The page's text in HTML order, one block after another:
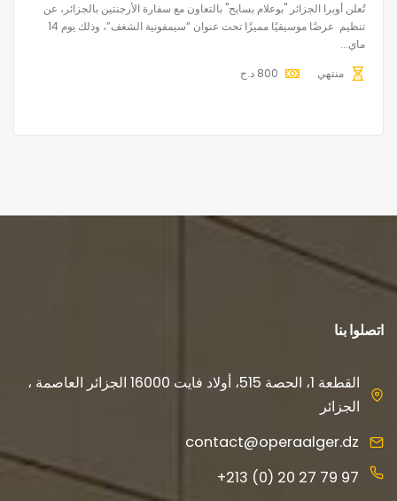
تُعلن أوبرا الجزائر "بوعلام بسايح" بالتعاون مع سفارة الأرجنتين بالجزائر، عن
تنظيم عرضًا موسيقيًا مميزًا تحت عنوان “سيمفونية الشغف”، وذلك يوم 14
ماي...
منتهي
800 د.ج
اتصلوا بنا
القطعة 1، الحصة 515، أولاد فايت 16000 الجزائر العاصمة ،
الجزائر
contact@operaalger.dz
+213 (0) 20 27 79 97